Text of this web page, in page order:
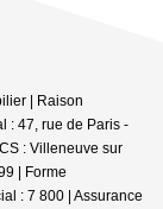
| Raison
: 47, rue de Paris -
: Villeneuve sur
| Forme
: 7 800 | Assurance